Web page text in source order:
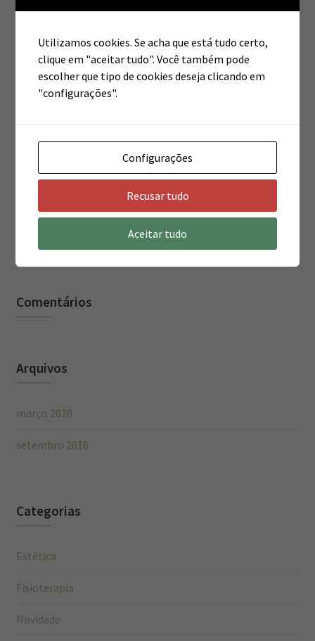
Posts Recentes
Pilates
Fisioterapia Ortopédica
Comentários
Arquivos
março 2020
setembro 2016
Categorias
Estética
Fisioterapia
Novidade
Utilizamos cookies. Se acha que está tudo certo,
clique em "aceitar tudo". Você também pode
escolher que tipo de cookies deseja clicando em
"configurações".
Configurações
Recusar tudo
Aceitar tudo